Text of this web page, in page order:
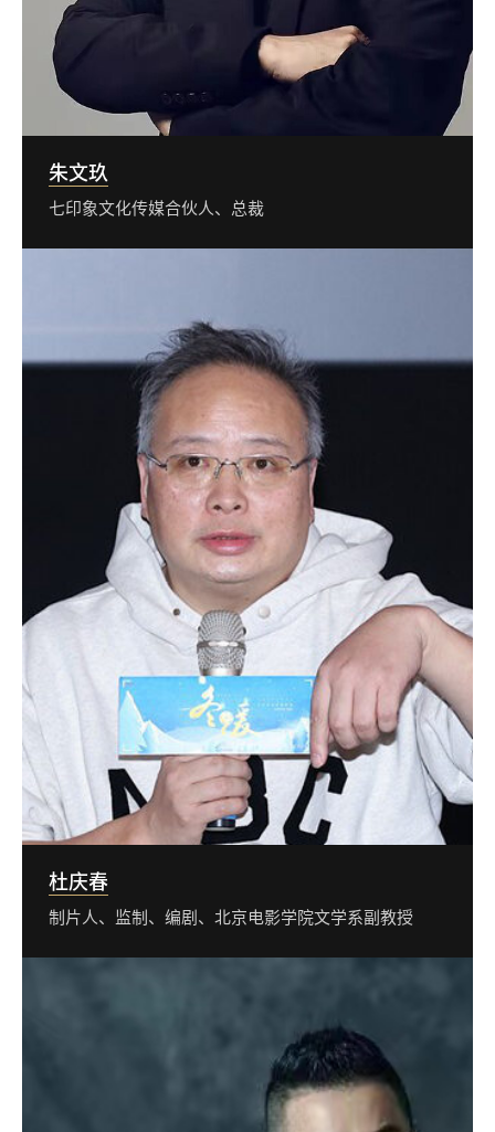
朱文玖
七印象文化传媒合伙人、总裁
杜庆春
制片人、监制、编剧、北京电影学院文学系副教授